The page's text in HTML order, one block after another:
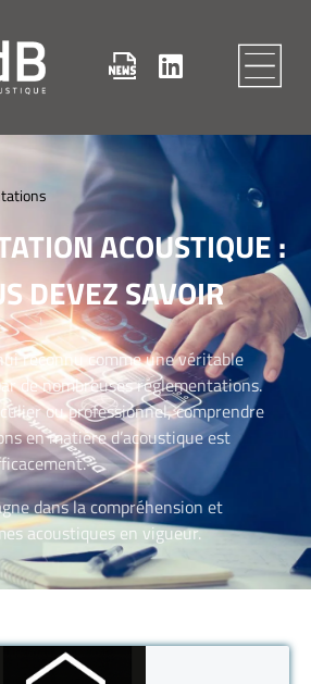
ACOUSTIQUE :
DEVEZ SAVOIR
reconnu comme une véritable
de nombreuses réglementations.
ou professionnel, comprendre
en matière d’acoustique est
dans la compréhension et
acoustiques en vigueur.